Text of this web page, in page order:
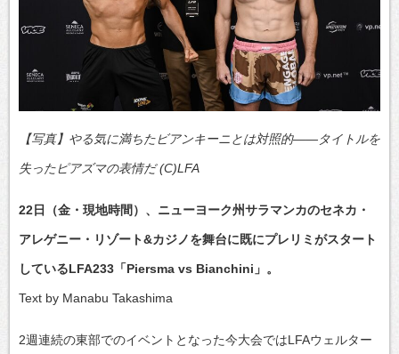
【写真】やる気に満ちたビアンキーニとは対照的――タイトルを
失ったピアズマの表情だ (C)LFA
22日（金・現地時間）、ニューヨーク州サラマンカのセネカ・
アレゲニー・リゾート&カジノを舞台に既にプレリミがスタート
しているLFA233「Piersma vs Bianchini」。
Text by Manabu Takashima
2週連続の東部でのイベントとなった今大会ではLFAウェルター